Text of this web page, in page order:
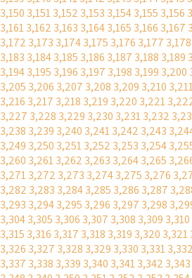
3,150 3,1513,152 3,153 3,1543,155 3,156
3,1613,162 3,163 3,1643,165 3,166 3,167
3,172 3,173 3,1743,175 3,176 3,177 3,178
3,183 3,1843,185 3,186 3,187 3,188 3,189
3,1943,195 3,196 3,197 3,198 3,199 3,200
3,205 3,206 3,207 3,208 3,209 3,210
3,216 3,217 3,218 3,219 3,220 3,221
3,227 3,228 3,229 3,230 3,2313,232
3,238 3,239 3,240 3,2413,242 3,243
3,249 3,250 3,2513,252 3,253 3,254
3,260 3,2613,262 3,263 3,2643,265
3,2713,272 3,273 3,2743,275 3,276
3,282 3,283 3,2843,285 3,286 3,287
3,293 3,2943,295 3,296 3,297 3,298
3,3043,305 3,306 3,307 3,308 3,309 3,310
3,315 3,316 3,317 3,318 3,319 3,320 3,321
3,326 3,327 3,328 3,329 3,330 3,3313,332
3,337 3,338 3,339 3,340 3,3413,342 3,343